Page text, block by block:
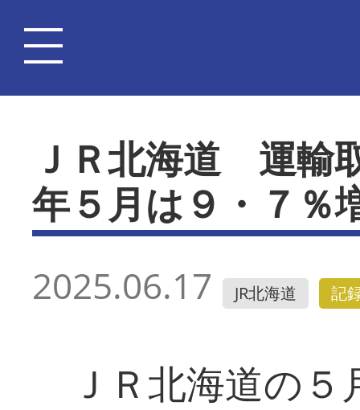
ＪＲ北海道 運輸
年５月は９・７％
2025.06.17 JR北海道 記
ＪＲ北海道の５